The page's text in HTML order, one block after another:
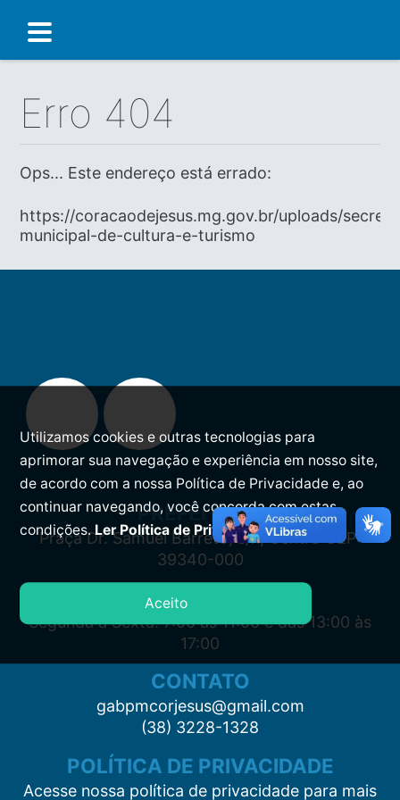
Erro 404
Ops... Este endereço está errado:
https://coracaodejesus.mg.gov.br/uploads/
municipal-de-cultura-e-turismo
PREFEITURA
Praça Dr. Samuel Barreto, s/n, Centro CEP:
39340-000
ATENDIMENTO
Segunda à Sexta: 7:00 às 11:00 e das 13:00 às
17:00
CONTATO
gabpmcorjesus@gmail.com
(38) 3228-1328
POLÍTICA DE PRIVACIDADE
Acesse nossa política de privacidade para mais
Utilizamos cookies e outras tecnologias para
aprimorar sua navegação e experiência em nosso site,
de acordo com a nossa Política de Privacidade e, ao
continuar navegando, você concorda com estas
condições.Ler Política de Privacidade.
Aceito